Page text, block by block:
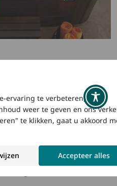
ervaring te verbeteren,
weer te geven en ons
te klikken, gaat u akkoord
Accepteer alles
bent over een spa of
bent op de levering, u
om u in heel dit proces te